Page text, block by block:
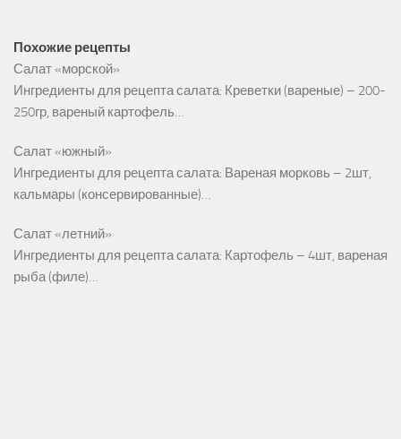
Похожие рецепты
Салат «морской»
Ингредиенты для рецепта салата: Креветки (вареные) – 200-
250гр, вареный картофель…
Салат «южный»
Ингредиенты для рецепта салата: Вареная морковь – 2шт,
кальмары (консервированные)…
Салат «летний»
Ингредиенты для рецепта салата: Картофель – 4шт, вареная
рыба (филе)…